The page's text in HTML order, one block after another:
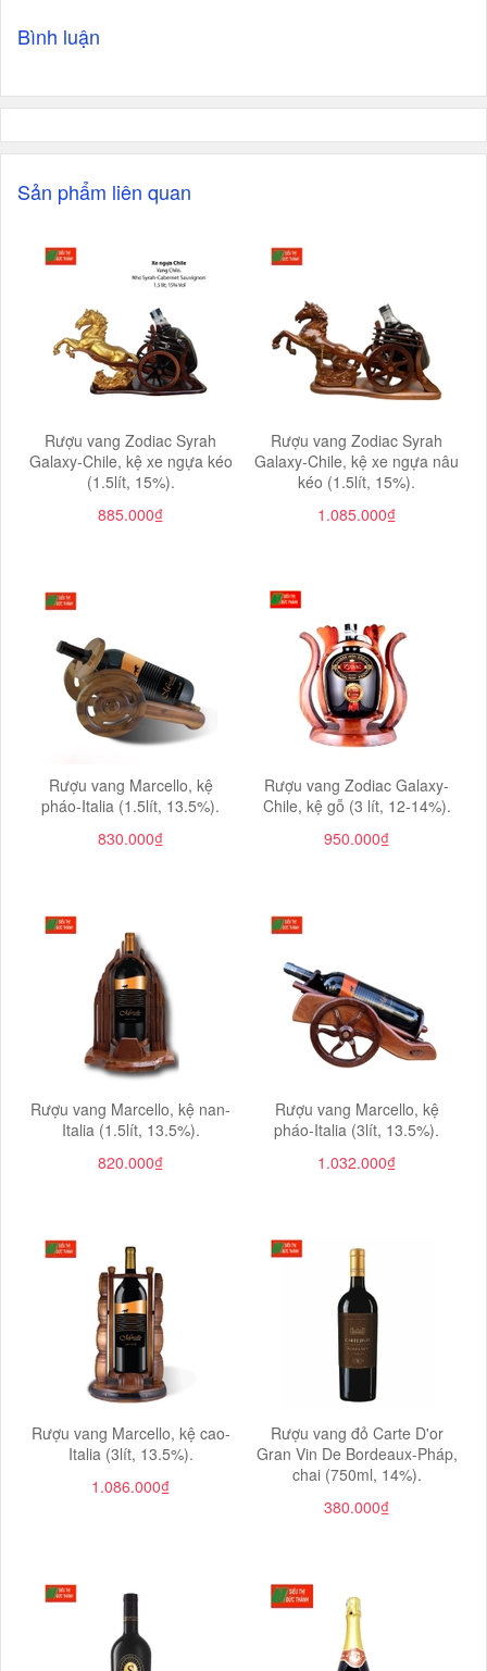
Bình luận
Sản phẩm liên quan
Rượu vang Zodiac Syrah
Galaxy-Chile, kệ xe ngựa kéo
(1.5lít, 15%).
885.000₫
Rượu vang Zodiac Syrah
Galaxy-Chile, kệ xe ngựa nâu
kéo (1.5lít, 15%).
1.085.000₫
Rượu vang Marcello, kệ
pháo-Italia (1.5lít, 13.5%).
830.000₫
Rượu vang Zodiac Galaxy-
Chile, kệ gỗ (3 lít, 12-14%).
950.000₫
Rượu vang Marcello, kệ nan-
Italia (1.5lít, 13.5%).
820.000₫
Rượu vang Marcello, kệ
pháo-Italia (3lít, 13.5%).
1.032.000₫
Rượu vang Marcello, kệ cao-
Italia (3lít, 13.5%).
1.086.000₫
Rượu vang đỏ Carte D'or
Gran Vin De Bordeaux-Pháp,
chai (750ml, 14%).
380.000₫